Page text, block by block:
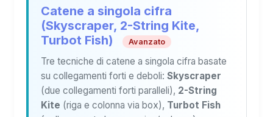
Catene a singola cifra
(Skyscraper, 2-String Kite,
Turbot Fish)
Avanzato
Tre tecniche di catene a singola cifra basate
su collegamenti forti e deboli: Skyscraper
(due collegamenti forti paralleli), 2-String
Kite (riga e colonna via box), Turbot Fish